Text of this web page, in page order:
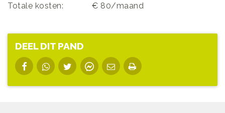
Totale kosten:
€ 80/maand
DEEL DIT PAND